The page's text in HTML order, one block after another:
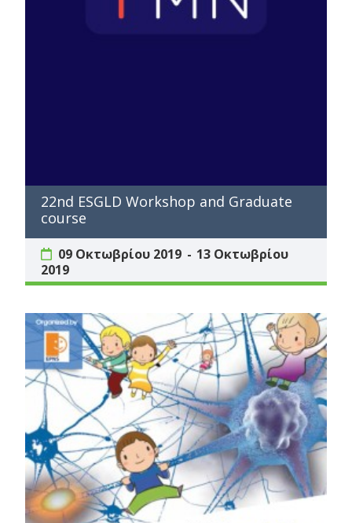
22nd ESGLD Workshop and Graduate
course
09 Οκτωβρίου 2019
13 Οκτωβρίου
2019